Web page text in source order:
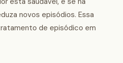
novos episódios. Essa
de episódico em